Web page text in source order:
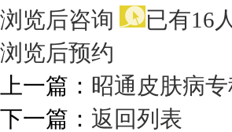
浏览后咨询
已有16人
浏览后预约
上一篇： 昭通皮肤病
下一篇： 返回列表